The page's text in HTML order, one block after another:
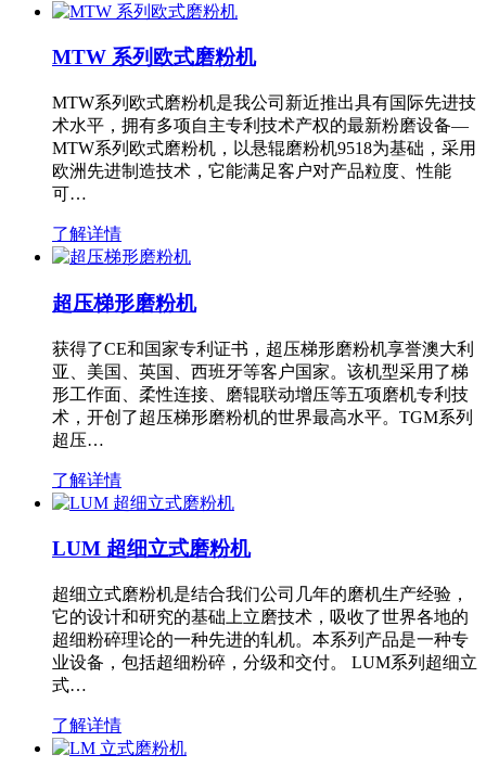
MTW 系列欧式磨粉机
MTW系列欧式磨粉机是我公司新近推出具有国际先进技
术水平，拥有多项自主专利技术产权的最新粉磨设备—
MTW系列欧式磨粉机，以悬辊磨粉机9518为基础，采用
欧洲先进制造技术，它能满足客户对产品粒度、性能
可…
了解详情
超压梯形磨粉机
获得了CE和国家专利证书，超压梯形磨粉机享誉澳大利
亚、美国、英国、西班牙等客户国家。该机型采用了梯
形工作面、柔性连接、磨辊联动增压等五项磨机专利技
术，开创了超压梯形磨粉机的世界最高水平。TGM系列
超压…
了解详情
LUM 超细立式磨粉机
超细立式磨粉机是结合我们公司几年的磨机生产经验，
它的设计和研究的基础上立磨技术，吸收了世界各地的
超细粉碎理论的一种先进的轧机。本系列产品是一种专
业设备，包括超细粉碎，分级和交付。 LUM系列超细立
式…
了解详情